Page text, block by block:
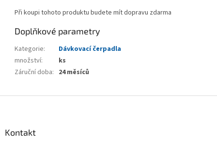
Při koupi tohoto produktu budete mít dopravu zdarma
Doplňkové parametry
Kategorie:
Dávkovací čerpadla
množství:
ks
Záruční doba: 24 měsíců
Kontakt